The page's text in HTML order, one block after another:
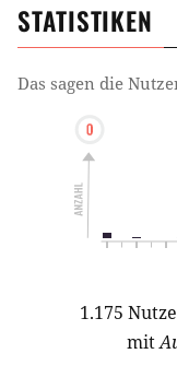
STATISTIKEN
Das sagen die
1.175
mit